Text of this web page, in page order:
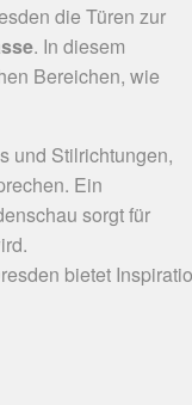
die Türen zur
. In diesem
Bereichen, wie
und Stilrichtungen,
Ein
sorgt für
bietet